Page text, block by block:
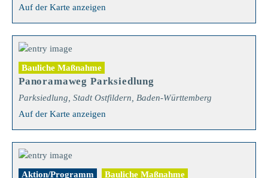
Auf der Karte anzeigen
Bauliche Maßnahme
Panoramaweg Parksiedlung
Parksiedlung, Stadt Ostfildern, Baden-Württemberg
Auf der Karte anzeigen
Aktion/Programm Bauliche Maßnahme